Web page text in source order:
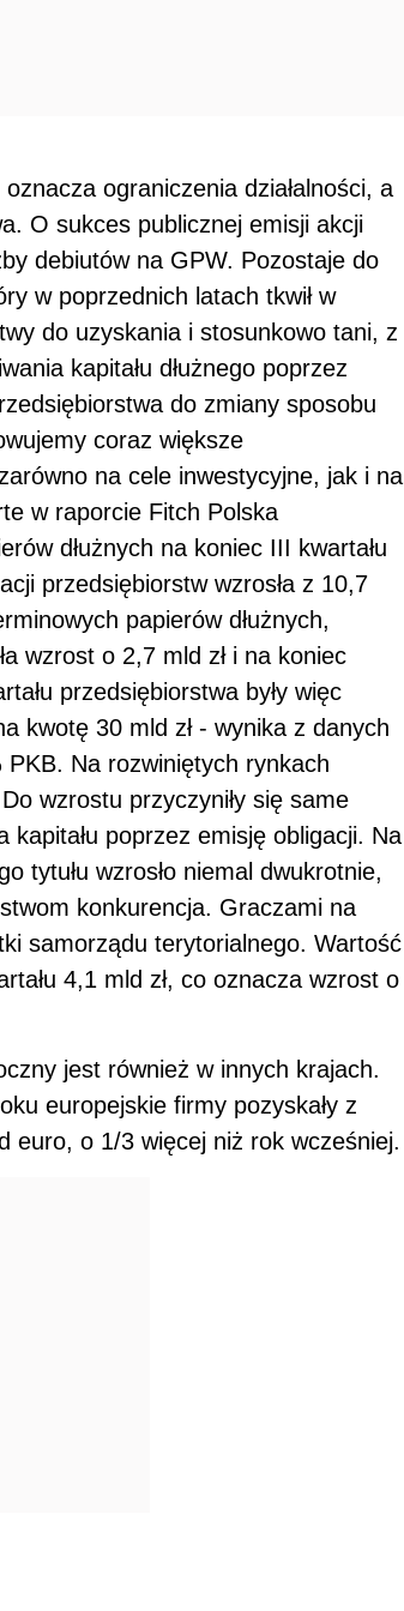
ograniczenia działalności, a
O sukces publicznej emisji akcji
debiutów na GPW. Pozostaje do
w poprzednich latach tkwił w
do uzyskania i stosunkowo tani, z
kapitału dłużnego poprzez
do zmiany sposobu
coraz większe
na cele inwestycyjne, jak i na
w raporcie Fitch Polska
dłużnych na koniec III kwartału
przedsiębiorstw wzrosła z 10,7
papierów dłużnych,
wzrost o 2,7 mld zł i na koniec
przedsiębiorstwa były więc
kwotę 30 mld zł - wynika z danych
Na rozwiniętych rynkach
wzrostu przyczyniły się same
kapitału poprzez emisję obligacji. Na
tytułu wzrosło niemal dwukrotnie,
konkurencja. Graczami na
samorządu terytorialnego. Wartość
4,1 mld zł, co oznacza wzrost o
jest również w innych krajach.
europejskie firmy pozyskały z
euro, o 1/3 więcej niż rok wcześniej.